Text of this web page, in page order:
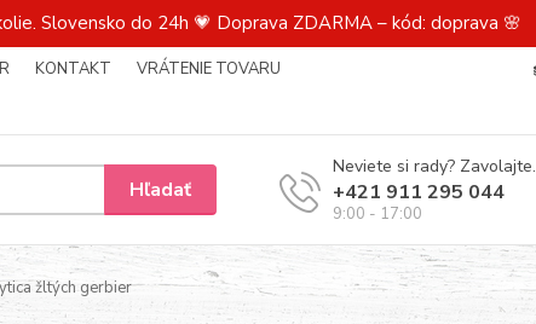
Slovensko do 24h 💗 Doprava ZDARMA – kód: doprava 🌸
KONTAKT
VRÁTENIE TOVARU
Hľadať
Neviete si rady? Zavolajte.
+421 911 295 044
9:00 - 17:00
žltých gerbier